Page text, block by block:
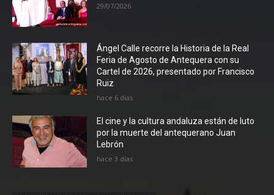
29/07/2026
Ángel Calle recorre la Historia de la Real
Feria de Agosto de Antequera con su
Cartel de 2026, presentado por Francisco
Ruiz
hace 6 días
El cine y la cultura andaluza están de luto
por la muerte del antequerano Juan
Lebrón
hace 3 días